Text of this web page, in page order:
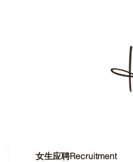
女生应聘Recruitment